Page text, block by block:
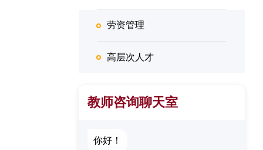
劳资管理
高层次人才
教师咨询聊天室
你好！